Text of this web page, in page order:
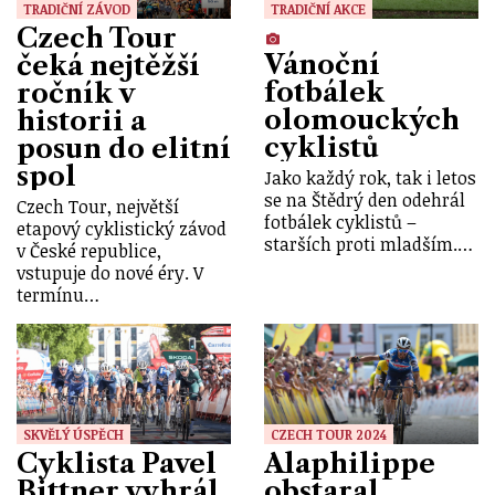
TRADIČNÍ ZÁVOD
Czech Tour
čeká nejtěžší
ročník v
historii a
posun do elitní
spol
Czech Tour, největší
etapový cyklistický závod
v České republice,
vstupuje do nové éry. V
termínu…
TRADIČNÍ AKCE
Vánoční
fotbálek
olomouckých
cyklistů
Jako každý rok, tak i letos
se na Štědrý den odehrál
fotbálek cyklistů –
starších proti mladším.…
SKVĚLÝ ÚSPĚCH
Cyklista Pavel
CZECH TOUR 2024
Alaphilippe